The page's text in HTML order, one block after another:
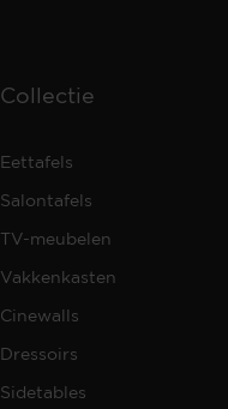
Collectie
Eettafels
Salontafels
TV-meubelen
Vakkenkasten
Cinewalls
Dressoirs
Sidetables